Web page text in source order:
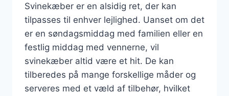
Svinekæber er en alsidig ret, der kan
tilpasses til enhver lejlighed. Uanset om det
er en søndagsmiddag med familien eller en
festlig middag med vennerne, vil
svinekæber altid være et hit. De kan
tilberedes på mange forskellige måder og
serveres med et væld af tilbehør, hvilket